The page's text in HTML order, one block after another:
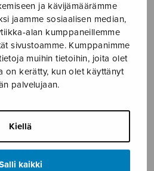
ja kävijämäärämme
jaamme sosiaalisen median,
alan kumppaneillemme
sivustoamme. Kumppanimme
muihin tietoihin, joita olet
on kerätty, kun olet käyttänyt
palvelujaan.
Kiellä
kaikki
OPPAAT